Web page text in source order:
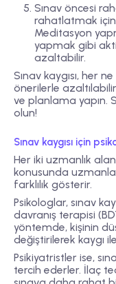
Sınav öncesi
rahatlatmak
Meditasyon
yapmak gibi
azaltabilir.
Sınav kaygısı, her
önerilerle
ve planlama yapın.
olun!
Sınav kaygısı için
Her iki uzmanlık
konusunda
farklılık gösterir.
Psikologlar, sınav
davranış terapisi
yöntemde, kişinin
değiştirilerek kaygı
Psikiyatristler ise,
tercih ederler. İlaç